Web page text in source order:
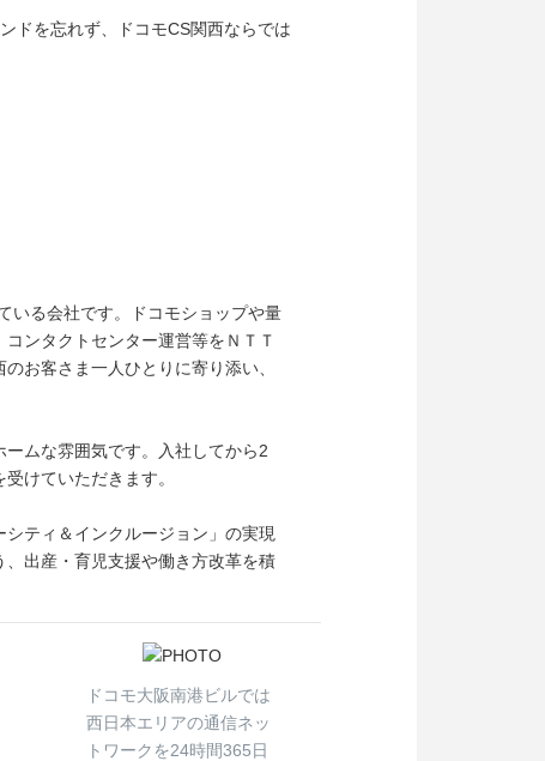
ドを忘れず、ドコモCS関西ならでは
いる会社です。ドコモショップや量
ンタクトセンター運営等をＮＴＴ
お客さま一人ひとりに寄り添い、
ムな雰囲気です。入社してから2
けていただきます。
ティ＆インクルージョン」の実現
出産・育児支援や働き方改革を積
ドコモ大阪南港ビルでは
西日本エリアの通信ネッ
トワークを24時間365日